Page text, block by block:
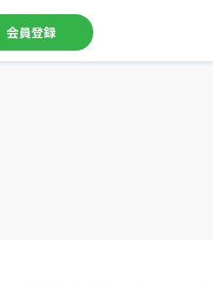
会員登録